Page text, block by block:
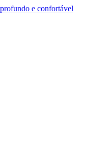
e confortável